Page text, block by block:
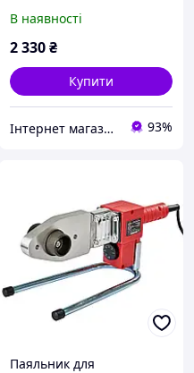
750/1500 Вт)
В наявності
2 330₴
Купити
Інтернет магазин "МотоВело" - найкраща техніка для вас! 93%
Паяльник для